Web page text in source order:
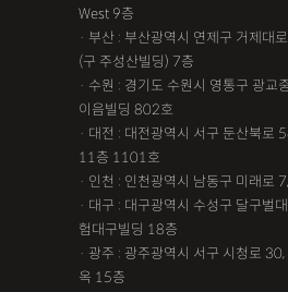
West 9층
· 부산 : 부산광역시 연제구 거제대
(구 주성산빌딩) 7층
· 수원 : 경기도 수원시 영통구 광
이음빌딩 802호
· 대전 : 대전광역시 서구 둔산북로
11층 1101호
· 인천 : 인천광역시 남동구 미래로
· 대구 : 대구광역시 수성구 달구벌
험대구빌딩 18층
· 광주 : 광주광역시 서구 시청로
옥 15층